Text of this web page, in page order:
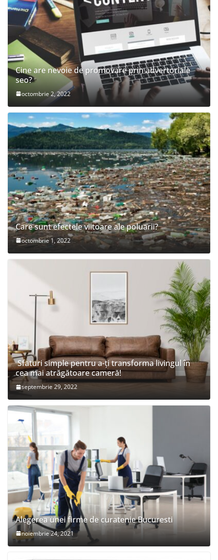
Cine are nevoie de promovare prin advertoriale
seo?
octombrie 2, 2022
Care sunt efectele viitoare ale poluarii?
octombrie 1, 2022
Sfaturi simple pentru a-ți transforma livingul în
cea mai atrăgătoare cameră!
septembrie 29, 2022
Alegerea unei firme de curatenie Bucuresti
noiembrie 24, 2021